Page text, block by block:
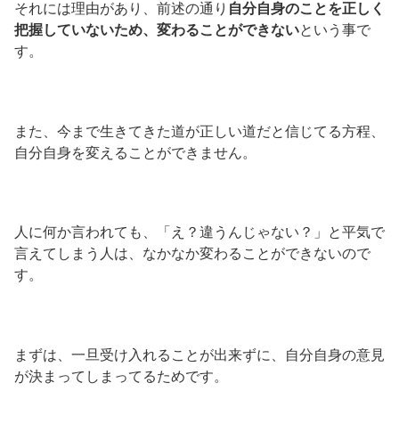
それには理由があり、前述の通り 自分自身のことを正しく
把握していないため、変わることができないという事で
す。
また、今まで生きてきた道が正しい道だと信じてる方程、
自分自身を変えることができません。
人に何か言われても、「え？違うんじゃない？」と平気で
言えてしまう人は、なかなか変わることができないので
す。
まずは、一旦受け入れることが出来ずに、自分自身の意見
が決まってしまってるためです。